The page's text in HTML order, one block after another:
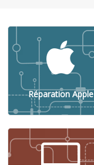
Réparation Apple